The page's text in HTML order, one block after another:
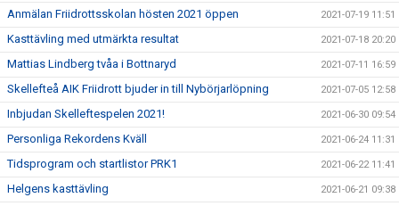
Anmälan Friidrottsskolan hösten 2021 öppen 2021-07-19 11:51
Kasttävling med utmärkta resultat 2021-07-18 20:20
Mattias Lindberg tvåa i Bottnaryd 2021-07-11 16:59
Skellefteå AIK Friidrott bjuder in till Nybörjarlöpning 2021-07-05 12:58
Inbjudan Skelleftespelen 2021! 2021-06-30 09:54
Personliga Rekordens Kväll 2021-06-24 11:31
Tidsprogram och startlistor PRK1 2021-06-22 11:41
Helgens kasttävling 2021-06-21 09:38